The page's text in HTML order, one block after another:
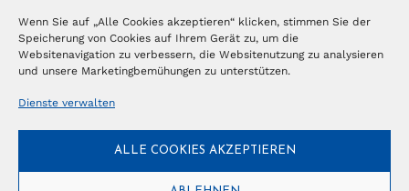
Wenn Sie auf „Alle Cookies akzeptieren“ klicken, stimmen Sie der
Speicherung von Cookies auf Ihrem Gerät zu, um die
Websitenavigation zu verbessern, die Websitenutzung zu analysieren
und unsere Marketingbemühungen zu unterstützen.
Dienste verwalten
ALLE COOKIES AKZEPTIEREN
MAGAZIN ABONNIEREN
Abonnieren
NEWSLETTER
Anmelden